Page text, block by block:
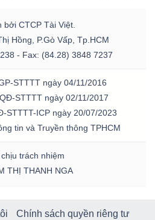
bởi CTCP Tài Việt.
Hồng, P.Gò Vấp, Tp.HCM
- Fax: (84.28) 3848 7237
STTTT ngày 04/11/2016
STTTT ngày 02/11/2017
STTTT-ICP ngày 20/07/2023
tin và Truyền thông TPHCM
trách nhiệm
THỊ THANH NGA
Chính sách quyền riêng tư